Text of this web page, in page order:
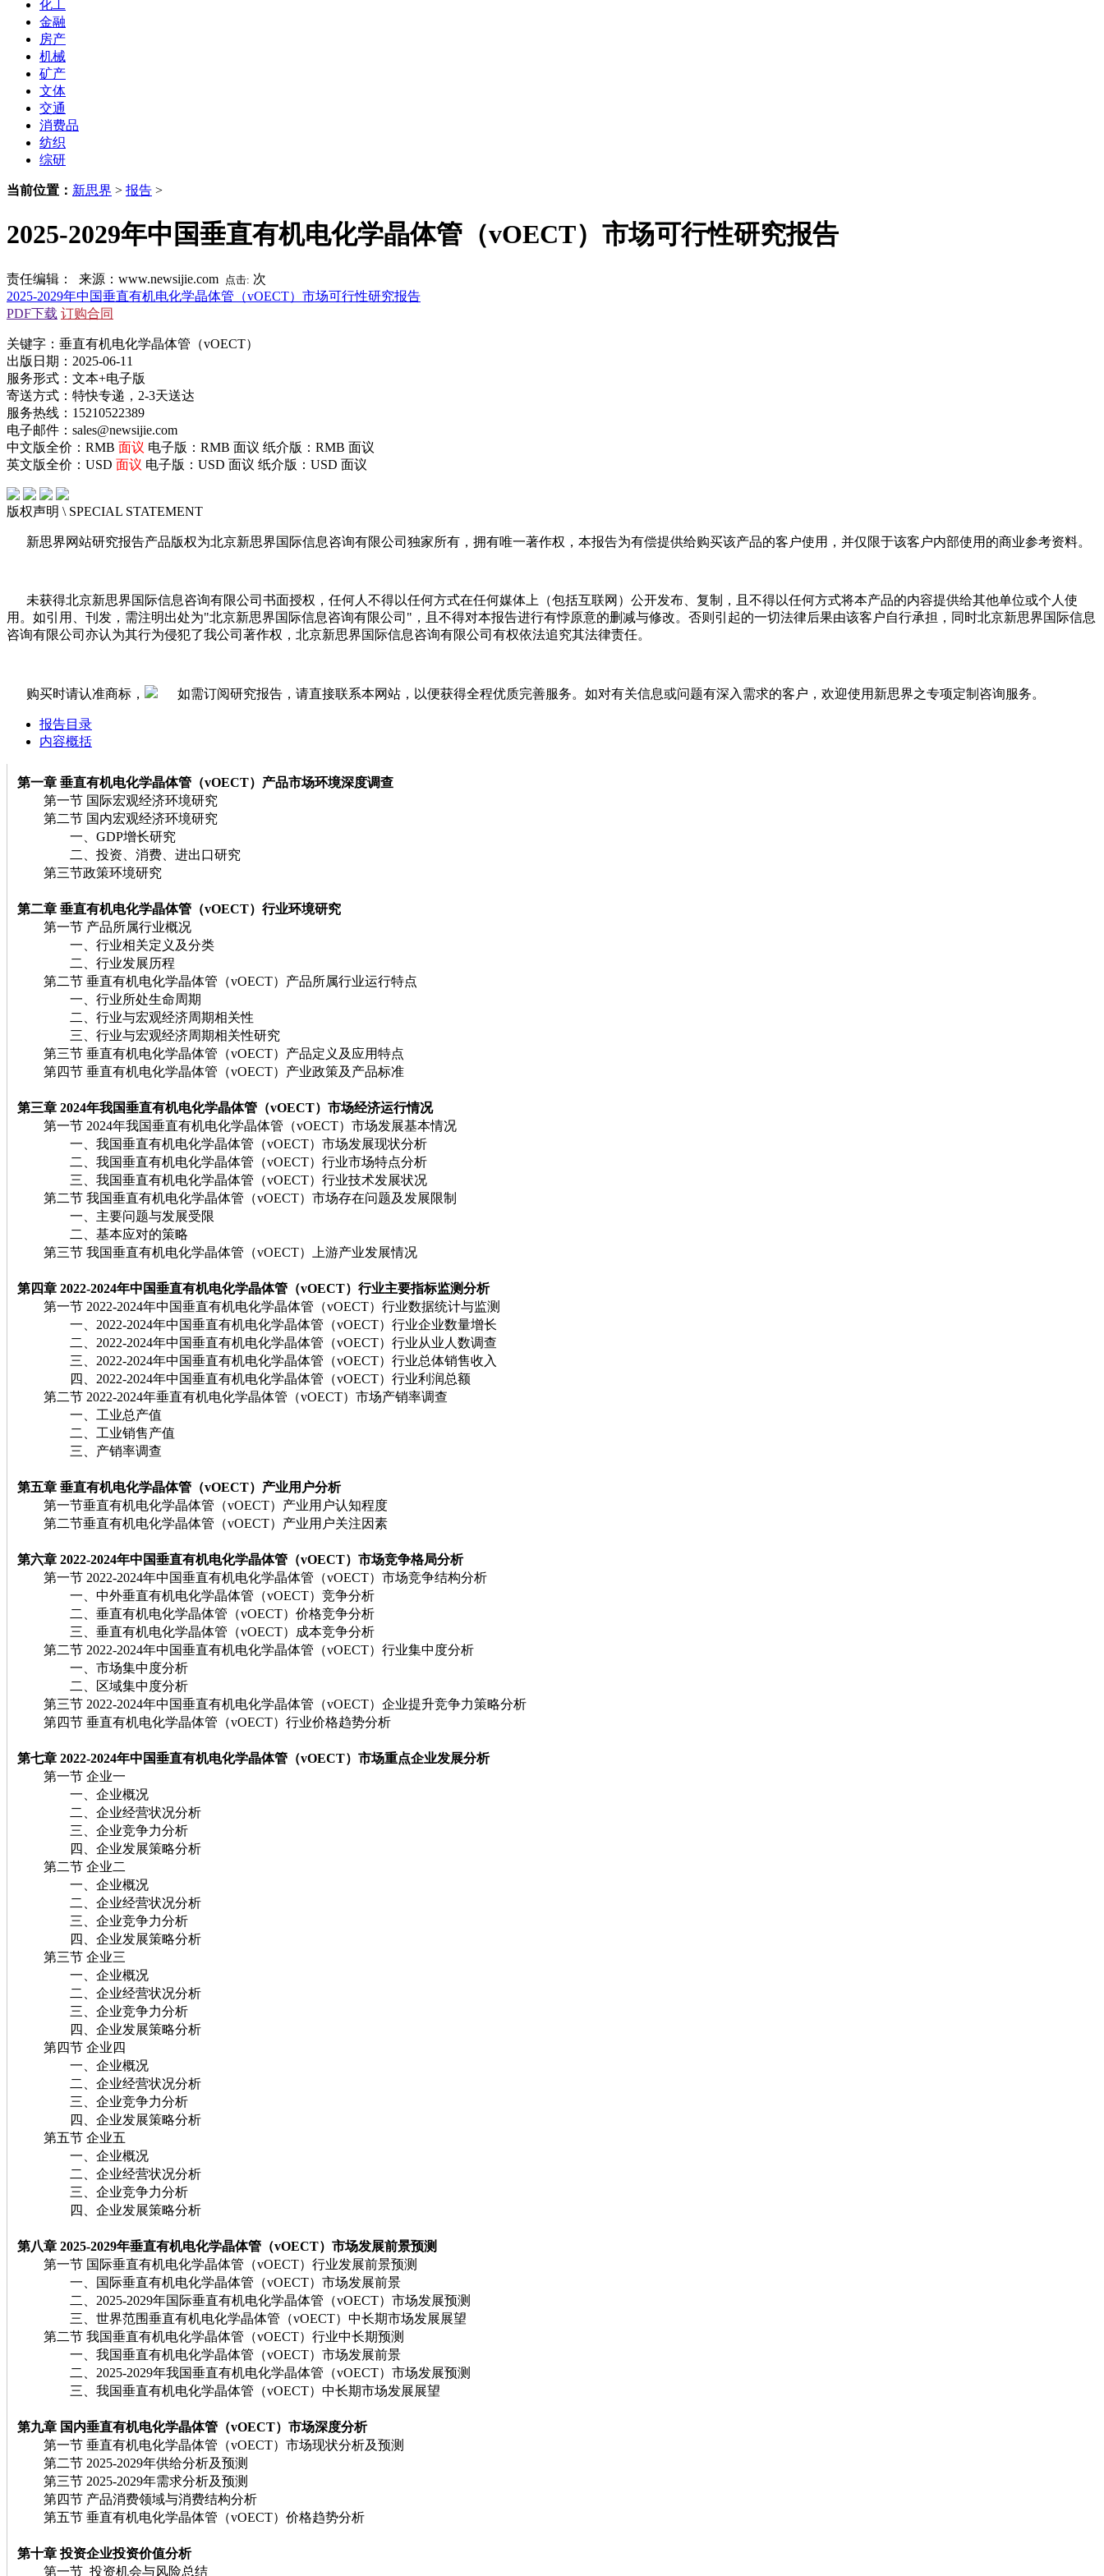
化工
金融
房产
机械
矿产
文体
交通
消费品
纺织
综研
当前位置： 新思界 > 报告 >
2025-2029年中国垂直有机电化学晶体管（vOECT）市场可行性研究报告
责任编辑： 来源：www.newsijie.com 点击: 次
2025-2029年中国垂直有机电化学晶体管（vOECT）市场可行性研究报告
PDF下载 订购合同
关键字：垂直有机电化学晶体管（vOECT）
出版日期：2025-06-11
服务形式：文本+电子版
寄送方式：特快专递，2-3天送达
服务热线：15210522389
电子邮件：sales@newsijie.com
中文版全价：RMB 面议 电子版：RMB 面议 纸介版：RMB 面议
英文版全价：USD 面议 电子版：USD 面议 纸介版：USD 面议
版权声明 \ SPECIAL STATEMENT
新思界网站研究报告产品版权为北京新思界国际信息咨询有限公司独家所有，拥有唯一著作权，本报告为有偿提供给购买该产品的客户使用，并仅限于该客户内部使用的商业参考资料。
未获得北京新思界国际信息咨询有限公司书面授权，任何人不得以任何方式在任何媒体上（包括互联网）公开发布、复制，且不得以任何方式将本产品的内容提供给其他单位或个人使
用。如引用、刊发，需注明出处为"北京新思界国际信息咨询有限公司"，且不得对本报告进行有悖原意的删减与修改。否则引起的一切法律后果由该客户自行承担，同时北京新思界国际信息
咨询有限公司亦认为其行为侵犯了我公司著作权，北京新思界国际信息咨询有限公司有权依法追究其法律责任。
购买时请认准商标， 如需订阅研究报告，请直接联系本网站，以便获得全程优质完善服务。如对有关信息或问题有深入需求的客户，欢迎使用新思界之专项定制咨询服务。
报告目录
内容概括
第一章 垂直有机电化学晶体管（vOECT） 产品市场环境深度调查
第一节 国际宏观经济环境研究
第二节 国内宏观经济环境研究
一、GDP增长研究
二、投资、消费、进出口研究
第三节政策环境研究
第二章 垂直有机电化学晶体管（vOECT） 行业环境研究
第一节 产品所属行业概况
一、行业相关定义及分类
二、行业发展历程
第二节 垂直有机电化学晶体管（vOECT）产品所属行业运行特点
一、行业所处生命周期
二、行业与宏观经济周期相关性
三、行业与宏观经济周期相关性研究
第三节 垂直有机电化学晶体管（vOECT）产品定义及应用特点
第四节 垂直有机电化学晶体管（vOECT）产业政策及产品标准
第三章 2024年我国垂直有机电化学晶体管（vOECT） 市场经济运行情况
第一节 2024年我国垂直有机电化学晶体管（vOECT）市场发展基本情况
一、我国垂直有机电化学晶体管（vOECT）市场发展现状分析
二、我国垂直有机电化学晶体管（vOECT）行业市场特点分析
三、我国垂直有机电化学晶体管（vOECT）行业技术发展状况
第二节 我国垂直有机电化学晶体管（vOECT）市场存在问题及发展限制
一、主要问题与发展受限
二、基本应对的策略
第三节 我国垂直有机电化学晶体管（vOECT）上游产业发展情况
第四章 2022-2024年中国垂直有机电化学晶体管（vOECT） 行业主要指标监测分析
第一节 2022-2024年中国垂直有机电化学晶体管（vOECT）行业数据统计与监测
一、2022-2024年中国垂直有机电化学晶体管（vOECT）行业企业数量增长
二、2022-2024年中国垂直有机电化学晶体管（vOECT）行业从业人数调查
三、2022-2024年中国垂直有机电化学晶体管（vOECT）行业总体销售收入
四、2022-2024年中国垂直有机电化学晶体管（vOECT）行业利润总额
第二节 2022-2024年垂直有机电化学晶体管（vOECT）市场产销率调查
一、工业总产值
二、工业销售产值
三、产销率调查
第五章 垂直有机电化学晶体管（vOECT） 产业用户分析
第一节垂直有机电化学晶体管（vOECT）产业用户认知程度
第二节垂直有机电化学晶体管（vOECT）产业用户关注因素
第六章 2022-2024年中国垂直有机电化学晶体管（vOECT） 市场竞争格局分析
第一节 2022-2024年中国垂直有机电化学晶体管（vOECT）市场竞争结构分析
一、中外垂直有机电化学晶体管（vOECT）竞争分析
二、垂直有机电化学晶体管（vOECT）价格竞争分析
三、垂直有机电化学晶体管（vOECT）成本竞争分析
第二节 2022-2024年中国垂直有机电化学晶体管（vOECT）行业集中度分析
一、市场集中度分析
二、区域集中度分析
第三节 2022-2024年中国垂直有机电化学晶体管（vOECT）企业提升竞争力策略分析
第四节 垂直有机电化学晶体管（vOECT）行业价格趋势分析
第七章 2022-2024年中国垂直有机电化学晶体管（vOECT） 市场重点企业发展分析
第一节 企业一
一、企业概况
二、企业经营状况分析
三、企业竞争力分析
四、企业发展策略分析
第二节 企业二
一、企业概况
二、企业经营状况分析
三、企业竞争力分析
四、企业发展策略分析
第三节 企业三
一、企业概况
二、企业经营状况分析
三、企业竞争力分析
四、企业发展策略分析
第四节 企业四
一、企业概况
二、企业经营状况分析
三、企业竞争力分析
四、企业发展策略分析
第五节 企业五
一、企业概况
二、企业经营状况分析
三、企业竞争力分析
四、企业发展策略分析
第八章 2025-2029年垂直有机电化学晶体管（vOECT） 市场发展前景预测
第一节 国际垂直有机电化学晶体管（vOECT）行业发展前景预测
一、国际垂直有机电化学晶体管（vOECT）市场发展前景
二、2025-2029年国际垂直有机电化学晶体管（vOECT）市场发展预测
三、世界范围垂直有机电化学晶体管（vOECT）中长期市场发展展望
第二节 我国垂直有机电化学晶体管（vOECT）行业中长期预测
一、我国垂直有机电化学晶体管（vOECT）市场发展前景
二、2025-2029年我国垂直有机电化学晶体管（vOECT）市场发展预测
三、我国垂直有机电化学晶体管（vOECT）中长期市场发展展望
第九章 国内垂直有机电化学晶体管（vOECT） 市场深度分析
第一节 垂直有机电化学晶体管（vOECT）市场现状分析及预测
第二节 2025-2029年供给分析及预测
第三节 2025-2029年需求分析及预测
第四节 产品消费领域与消费结构分析
第五节 垂直有机电化学晶体管（vOECT）价格趋势分析
第十章投资企业投资价值分析
第一节 投资机会与风险总结